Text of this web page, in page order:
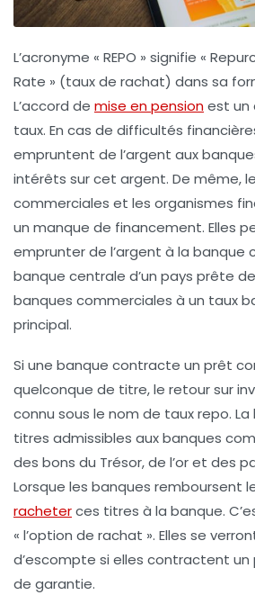
L’acronyme « REPO » signifie «
Rate » (taux de rachat) dans sa
L’accord de mise en pensionest un
taux. En cas de difficultés
empruntent de l’argent aux
intérêts sur cet argent. De même,
commerciales et les organismes
un manque de financement. Elles
emprunter de l’argent à la banque
banque centrale d’un pays prête
banques commerciales à un taux
principal.
Si une banque contracte un prêt
quelconque de titre, le retour sur
connu sous le nom de taux repo.
titres admissibles aux banques
des bons du Trésor, de l’or et des
Lorsque les banques remboursent
racheterces titres à la banque.
« l’option de rachat ». Elles se
d’escompte si elles contractent un
de garantie.